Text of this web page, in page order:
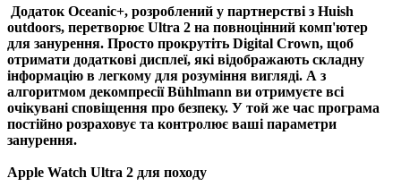
Додаток Oceanic+, розроблений у партнерстві з Huish
outdoors, перетворює Ultra 2 на повноцінний комп'ютер
для занурення. Просто прокрутіть Digital Crown, щоб
отримати додаткові дисплеї, які відображають складну
інформацію в легкому для розуміння вигляді. А з
алгоритмом декомпресії Bühlmann ви отримуєте всі
очікувані сповіщення про безпеку. У той же час програма
постійно розраховує та контролює ваші параметри
занурення.
Apple Watch Ultra 2 для походу